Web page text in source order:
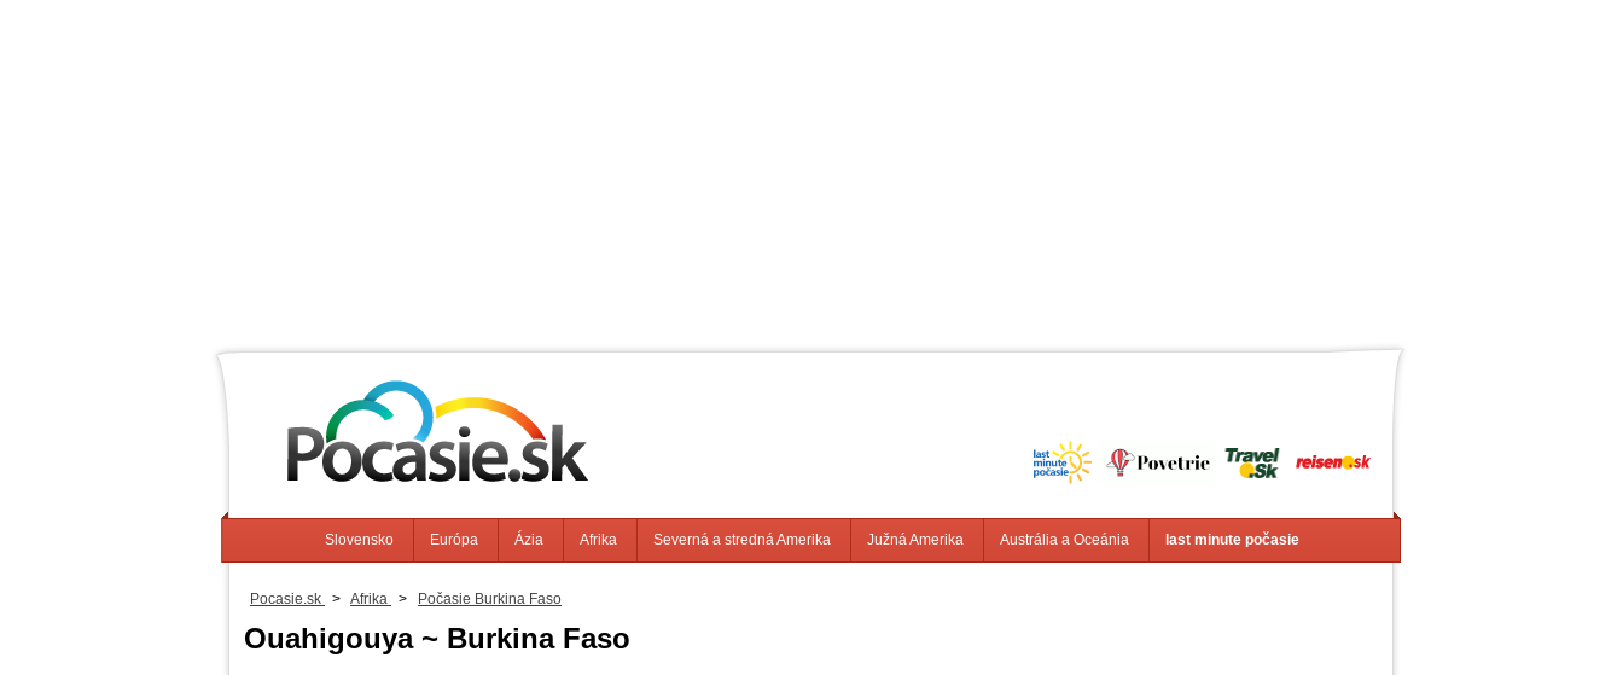
Slovensko Európa Ázia Afrika Severná a stredná Amerika Južná Amerika Austrália a Oceánia last minute počasie
Pocasie.sk > Afrika > Počasie Burkina Faso
Ouahigouya ~ Burkina Faso